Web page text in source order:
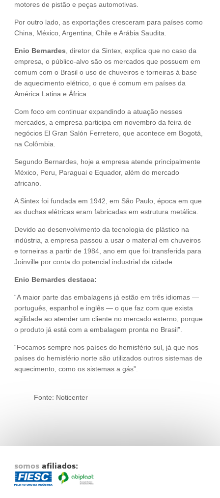
motores de pistão e peças automotivas.
Por outro lado, as exportações cresceram para países como
China, México, Argentina, Chile e Arábia Saudita.
Enio Bernardes, diretor da Sintex, explica que no caso da
empresa, o público-alvo são os mercados que possuem em
comum com o Brasil o uso de chuveiros e torneiras à base
de aquecimento elétrico, o que é comum em países da
América Latina e África.
Com foco em continuar expandindo a atuação nesses
mercados, a empresa participa em novembro da feira de
negócios El Gran Salón Ferretero, que acontece em Bogotá,
na Colômbia.
Segundo Bernardes, hoje a empresa atende principalmente
México, Peru, Paraguai e Equador, além do mercado
africano.
A Sintex foi fundada em 1942, em São Paulo, época em que
as duchas elétricas eram fabricadas em estrutura metálica.
Devido ao desenvolvimento da tecnologia de plástico na
indústria, a empresa passou a usar o material em chuveiros
e torneiras a partir de 1984, ano em que foi transferida para
Joinville por conta do potencial industrial da cidade.
Enio Bernardes destaca:
“A maior parte das embalagens já estão em três idiomas —
português, espanhol e inglês — o que faz com que exista
agilidade ao atender um cliente no mercado externo, porque
o produto já está com a embalagem pronta no Brasil”.
“Focamos sempre nos países do hemisfério sul, já que nos
países do hemisfério norte são utilizados outros sistemas de
aquecimento, como os sistemas a gás”.
Fonte: Noticenter
somos afiliados: